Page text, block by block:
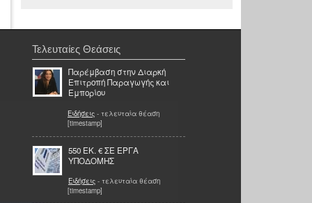
Τελευταίες Θεάσεις
Παρέμβαση στην Διαρκή
Επιτροπή Παραγωγής και
Εμπορίου
Ειδήσεις - τελευταία θέαση
[timestamp]
550 ΕΚ. € ΣΕ ΕΡΓΑ
ΥΠΟΔΟΜΗΣ
Ειδήσεις - τελευταία θέαση
[timestamp]